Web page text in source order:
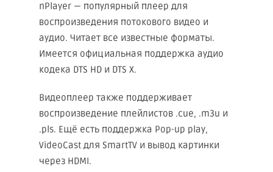
nPlayer — популярный плеер для
воспроизведения потокового видео и
аудио. Читает все известные форматы.
Имеется официальная поддержка аудио
кодека DTS HD и DTS X.
Видеоплеер также поддерживает
воспроизведение плейлистов .cue, .m3u и
.pls. Ещё есть поддержка Pop-up play,
VideoCast для SmartTV и вывод картинки
через HDMI.